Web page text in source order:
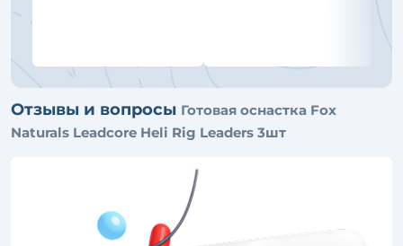
Отзывы и вопросы Готовая оснастка Fox
Naturals Leadcore Heli Rig Leaders 3шт